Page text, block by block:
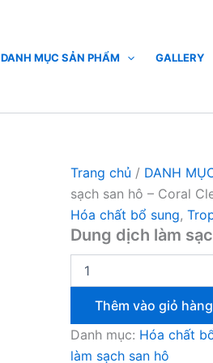
DANH MỤC SẢN PHẨM GALLERY
Trang chủ / DANH
sạch san hô – Coral
Hóa chất bổ sung,
Dung dịch làm
sạch
Marin
lượng
Thêm vào giỏ hàng
Danh mục: Hóa chất
làm sạch san hô